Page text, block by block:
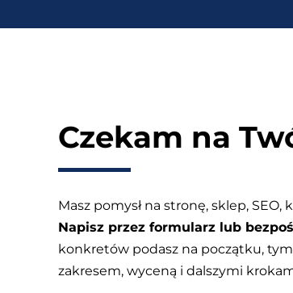
rozumiało
Czekam na
Masz pomysł na stronę, sklep,
Napisz przez formularz lub
konkretów podasz na początku,
zakresem, wyceną i dalszymi